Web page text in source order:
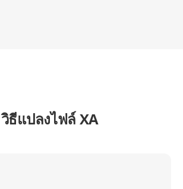
วิธีแปลงไฟล์ XA